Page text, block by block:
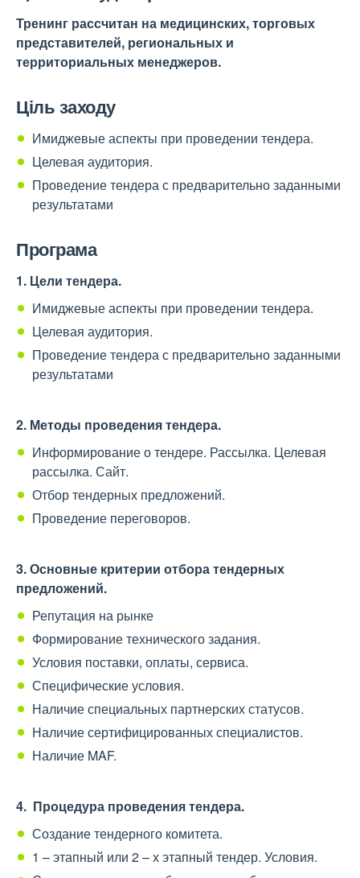
Тренинг рассчитан на медицинских, торговых
представителей, региональных и
территориальных менеджеров.
Ціль заходу
Имиджевые аспекты при проведении тендера.
Целевая аудитория.
Проведение тендера с предварительно заданными
результатами
Програма
1. Цели тендера.
Имиджевые аспекты при проведении тендера.
Целевая аудитория.
Проведение тендера с предварительно заданными
результатами
2. Методы проведения тендера.
Информирование о тендере. Рассылка. Целевая
рассылка. Сайт.
Отбор тендерных предложений.
Проведение переговоров.
3. Основные критерии отбора тендерных
предложений.
Репутация на рынке
Формирование технического задания.
Условия поставки, оплаты, сервиса.
Специфические условия.
Наличие специальных партнерских статусов.
Наличие сертифицированных специалистов.
Наличие MAF.
4. Процедура проведения тендера.
Создание тендерного комитета.
1 – этапный или 2 – х этапный тендер. Условия.